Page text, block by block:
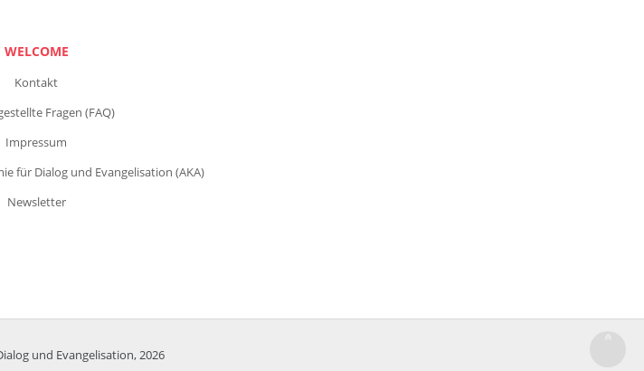
WELCOME
Kontakt
Fragen (FAQ)
Impressum
für Dialog und Evangelisation (AKA)
Newsletter
und Evangelisation, 2026